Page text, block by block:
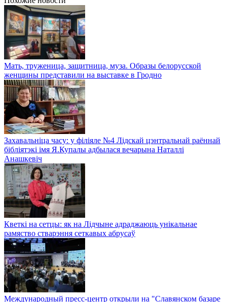
Мать, труженица, защитница, муза. Образы белорусской
женщины представили на выставке в Гродно
Захавальніца часу: у філіяле №4 Лідскай цэнтральнай раённай
бібліятэкі імя Я.Купалы адбылася вечарына Наталлі
Анашкевіч
Кветкі на сетцы: як на Лідчыне адраджаюць унікальнае
рамяство стварэння сеткавых абрусаў
Международный пресс-центр открыли на "Славянском базаре